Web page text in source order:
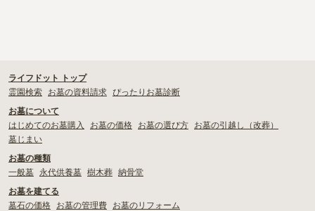
ライフドット トップ
霊園検索
お墓の資料請求 ぴったりお墓診断
お墓について
はじめてのお墓購入
お墓の価格 お墓の選び方
お墓の引越し（改葬）
墓じまい
お墓の種類
一般墓
永代供養墓 樹木葬 納骨堂
お墓を建てる
墓石の価格
お墓の管理費
お墓のリフォーム